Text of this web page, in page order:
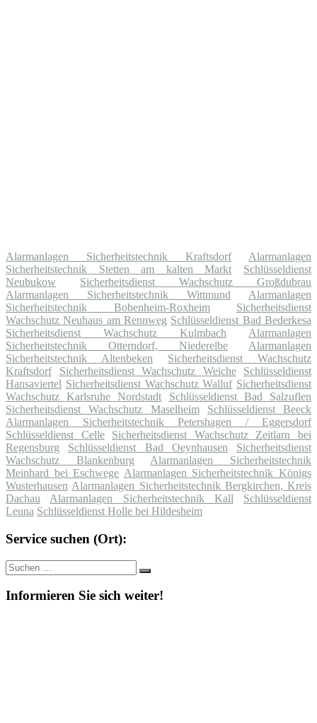
Alarmanlagen Sicherheitstechnik Kraftsdorf
Alarmanlagen
Sicherheitstechnik Stetten am kalten Markt
Schlüsseldienst
Neubukow
Sicherheitsdienst Wachschutz Großdubrau
Alarmanlagen Sicherheitstechnik Wittmund
Alarmanlagen
Sicherheitstechnik Bobenheim-Roxheim
Sicherheitsdienst
Wachschutz Neuhaus am Rennweg Schlüsseldienst Bad Bederkesa
Sicherheitsdienst Wachschutz Kulmbach
Alarmanlagen
Sicherheitstechnik Otterndorf, Niederelbe
Alarmanlagen
Sicherheitstechnik Altenbeken
Sicherheitsdienst Wachschutz
Kraftsdorf
Sicherheitsdienst Wachschutz Weiche
Schlüsseldienst
Hansaviertel Sicherheitsdienst Wachschutz Walluf Sicherheitsdienst
Wachschutz Karlsruhe Nordstadt
Schlüsseldienst Bad Salzuflen
Sicherheitsdienst Wachschutz Maselheim
Schlüsseldienst Beeck
Alarmanlagen Sicherheitstechnik Petershagen / Eggersdorf
Schlüsseldienst Celle
Sicherheitsdienst Wachschutz Zeitlarn bei
Regensburg
Schlüsseldienst Bad Oeynhausen
Sicherheitsdienst
Wachschutz Blankenburg
Alarmanlagen Sicherheitstechnik
Meinhard bei Eschwege Alarmanlagen Sicherheitstechnik Königs
Wusterhausen Alarmanlagen Sicherheitstechnik Bergkirchen, Kreis
Dachau
Alarmanlagen Sicherheitstechnik Kall
Schlüsseldienst
Leuna Schlüsseldienst Holle bei Hildesheim
Service suchen (Ort):
Suche
nach:
Suchen
Informieren Sie sich weiter!